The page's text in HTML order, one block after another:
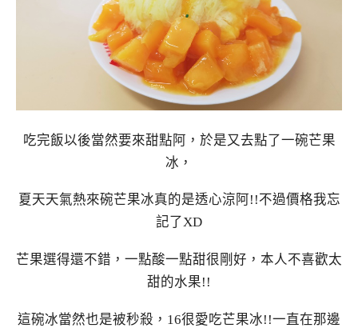
吃完飯以後當然要來甜點阿，於是又去點了一碗芒果
冰，
夏天天氣熱來碗芒果冰真的是透心涼阿!!不過價格我忘
記了XD
芒果選得還不錯，一點酸一點甜很剛好，本人不喜歡太
甜的水果!!
這碗冰當然也是被秒殺，16很愛吃芒果冰!!一直在那邊